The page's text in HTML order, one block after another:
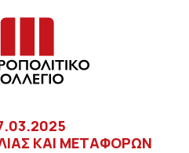
ΚΑΙ ΜΕΤΑΦΟΡΩΝ